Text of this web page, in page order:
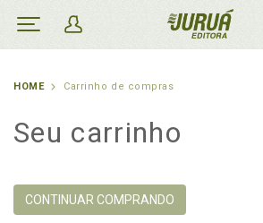
HOME Carrinho de compras
Seu carrinho
CONTINUAR COMPRANDO